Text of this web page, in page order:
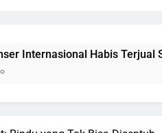
Habis Terjual Sangat Cepat